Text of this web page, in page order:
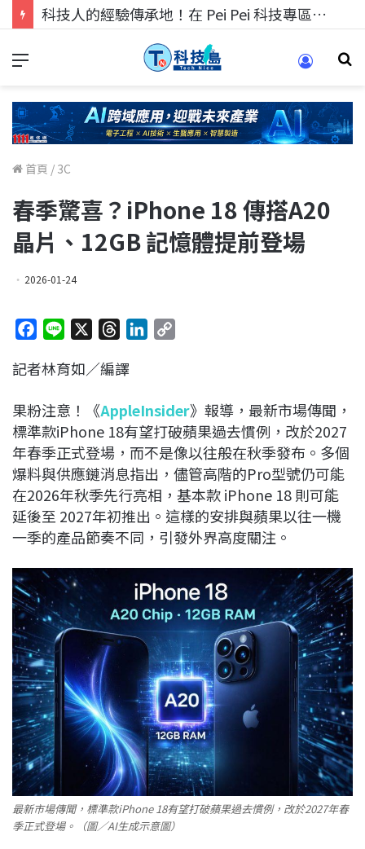
科技人的經驗傳承地！在 Pei Pei 科技專區，與學弟妹交流最硬核的技術
首頁 / 3C
春季驚喜？iPhone 18 傳搭A20
晶片、12GB 記憶體提前登場
2026-01-24
c
b
o
o
k
n
r
a
d
s
e
d
I
n
L
i
n
k
記者林育如／編譯
果粉注意！《AppleInsider》報導，最新市場傳聞，
標準款iPhone 18有望打破蘋果過去慣例，改於2027
年春季正式登場，而不是像以往般在秋季發布。多個
爆料與供應鏈消息指出，儘管高階的Pro型號仍可能
在2026年秋季先行亮相，基本款 iPhone 18 則可能
延後至 2027年初推出。這樣的安排與蘋果以往一機
一季的產品節奏不同，引發外界高度關注。
最新市場傳聞，標準款iPhone 18有望打破蘋果過去慣例，改於2027年春
季正式登場。（圖／AI生成示意圖）